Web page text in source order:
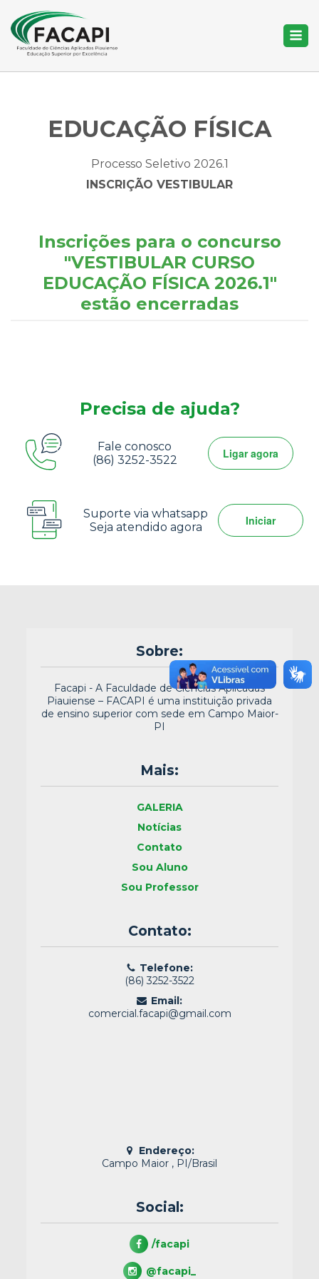
EDUCAÇÃO FÍSICA
Processo Seletivo 2026.1
INSCRIÇÃO VESTIBULAR
Inscrições para o concurso
"VESTIBULAR CURSO
EDUCAÇÃO FÍSICA 2026.1"
estão encerradas
Precisa de ajuda?
Fale conosco
(86) 3252-3522
Ligar agora
Suporte via whatsapp
Seja atendido agora
Iniciar
Sobre:
Facapi - A Faculdade de Ciências Aplicadas
Piauiense – FACAPI é uma instituição privada
de ensino superior com sede em Campo Maior-
PI
Mais:
GALERIA
Notícias
Contato
Sou Aluno
Sou Professor
Contato:
Telefone:
(86) 3252-3522
Email:
comercial.facapi@gmail.com
Endereço:
Campo Maior , PI/Brasil
Social:
/facapi
@facapi_